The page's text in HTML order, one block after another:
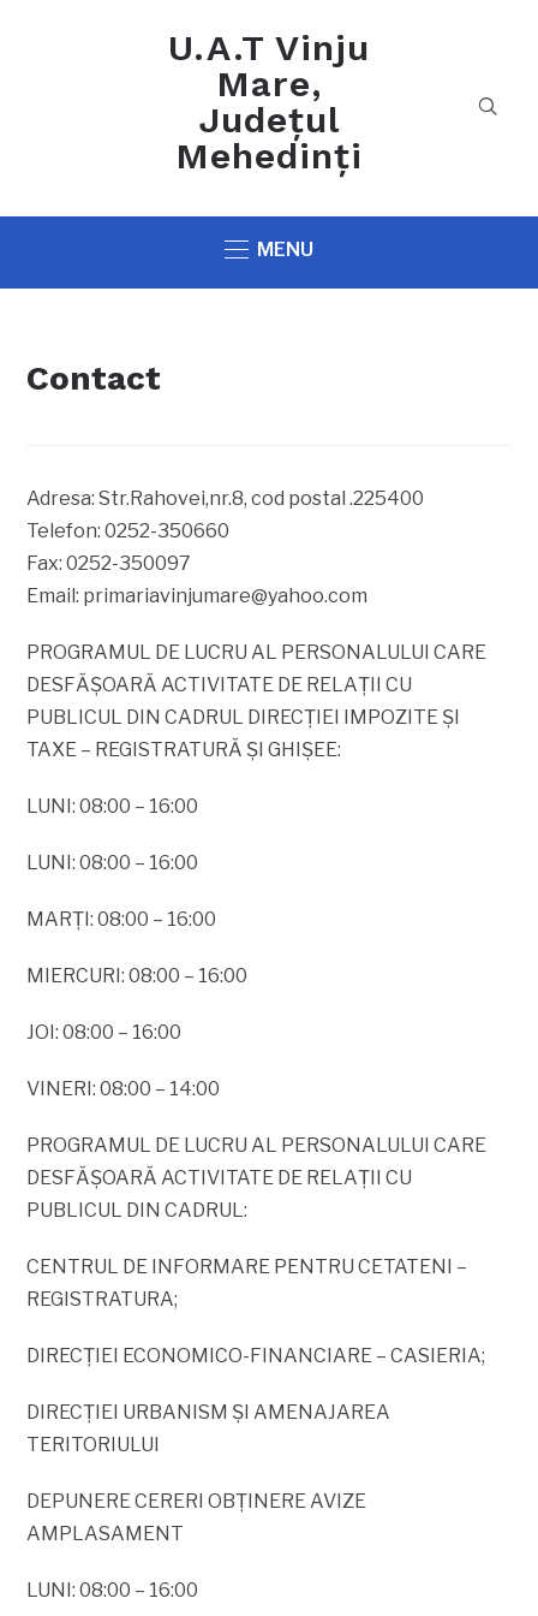
U.A.T Vinju
Mare,
Județul
Mehedinți
MENU
Contact
Adresa: Str.Rahovei,nr.8, cod postal .225400
Telefon: 0252-350660
Fax: 0252-350097
Email: primariavinjumare@yahoo.com
PROGRAMUL DE LUCRU AL PERSONALULUI CARE
DESFĂŞOARĂ ACTIVITATE DE RELAŢII CU
PUBLICUL DIN CADRUL DIRECŢIEI IMPOZITE ŞI
TAXE – REGISTRATURĂ ŞI GHIŞEE:
LUNI: 08:00 – 16:00
LUNI: 08:00 – 16:00
MARŢI: 08:00 – 16:00
MIERCURI: 08:00 – 16:00
JOI: 08:00 – 16:00
VINERI: 08:00 – 14:00
PROGRAMUL DE LUCRU AL PERSONALULUI CARE
DESFĂŞOARĂ ACTIVITATE DE RELAŢII CU
PUBLICUL DIN CADRUL:
CENTRUL DE INFORMARE PENTRU CETATENI –
REGISTRATURA;
DIRECŢIEI ECONOMICO-FINANCIARE – CASIERIA;
DIRECŢIEI URBANISM ŞI AMENAJAREA
TERITORIULUI
DEPUNERE CERERI OBŢINERE AVIZE
AMPLASAMENT
LUNI: 08:00 – 16:00